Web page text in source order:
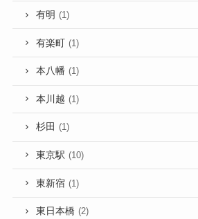
有明 (1)
有楽町 (1)
本八幡 (1)
本川越 (1)
杉田 (1)
東京駅 (10)
東新宿 (1)
東日本橋 (2)